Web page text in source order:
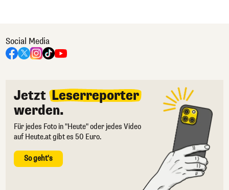
Social Media
Jetzt Leserreporter
werden.
Für jedes Foto in "Heute" oder jedes Video
auf Heute.at gibt es 50 Euro.
So geht's